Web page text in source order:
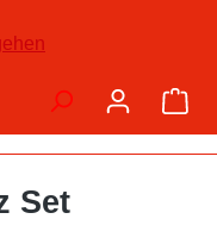
Set